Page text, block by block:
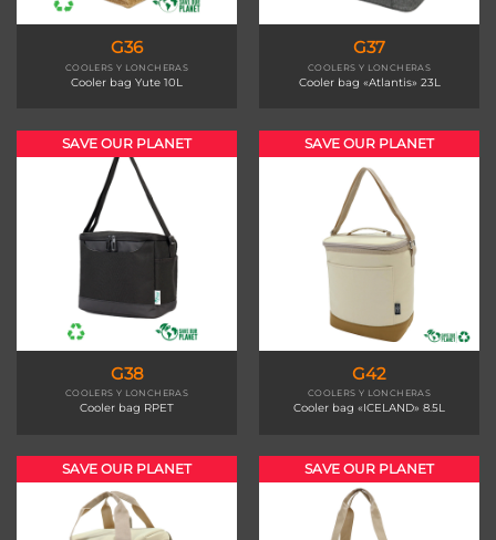
G36
COOLERS Y LONCHERAS
Cooler bag Yute 10L
G37
COOLERS Y LONCHERAS
Cooler bag «Atlantis» 23L
SAVE OUR PLANET
G38
COOLERS Y LONCHERAS
Cooler bag RPET
SAVE OUR PLANET
G42
COOLERS Y LONCHERAS
Cooler bag «ICELAND» 8.5L
SAVE OUR PLANET SAVE OUR PLANET